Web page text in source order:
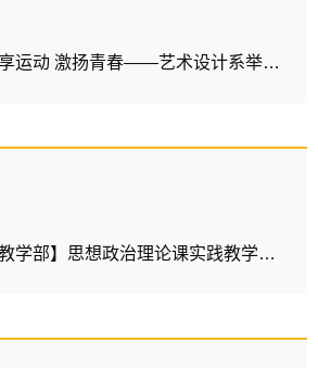
【艺术设计系】悦享运动 激扬青春——艺术设计系举办阳光体育节
【思想政治理论课教学部】思想政治理论课实践教学基地落户大港五井展览馆